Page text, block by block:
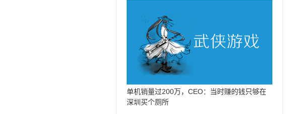
单机销量过200万，CEO：当时赚的钱只够在
深圳买个厕所